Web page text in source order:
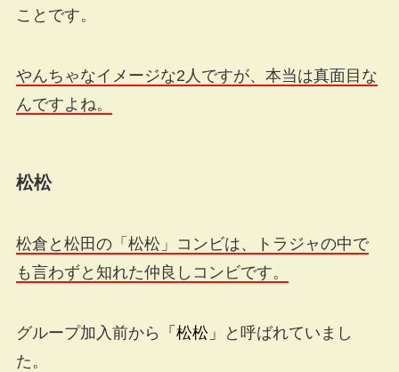
ことです。
やんちゃなイメージな2人ですが、本当は真面目な
んですよね。
松松
松倉と松田の「松松」コンビは、トラジャの中で
も言わずと知れた仲良しコンビです。
グループ加入前から 「松松」
と呼ばれていまし
た。